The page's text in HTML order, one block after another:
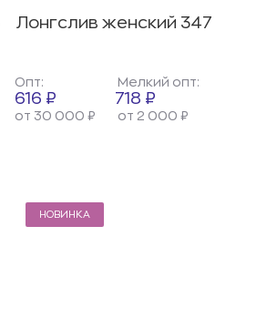
Лонгслив женский 347
Опт: Мелкий опт:
616 ₽ 718 ₽
от 30 000 ₽ от 2 000 ₽
НОВИНКА